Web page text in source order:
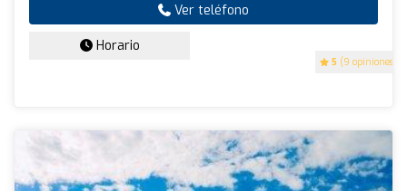
5 (9 opiniones)
Ver teléfono
Horario